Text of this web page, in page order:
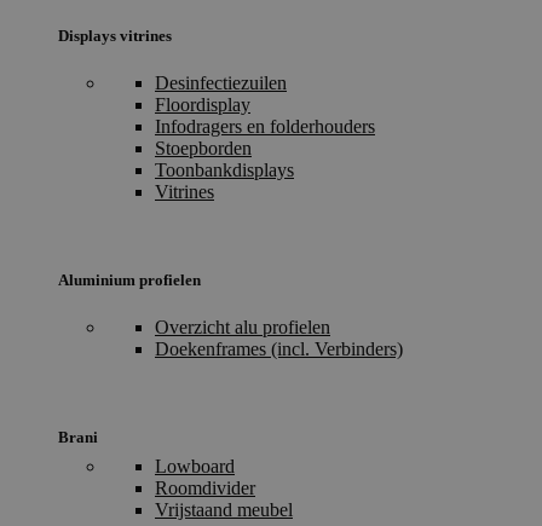
Displays vitrines
Desinfectiezuilen
Floordisplay
Infodragers en folderhouders
Stoepborden
Toonbankdisplays
Vitrines
Aluminium profielen
Overzicht alu profielen
Doekenframes (incl. Verbinders)
Brani
Lowboard
Roomdivider
Vrijstaand meubel